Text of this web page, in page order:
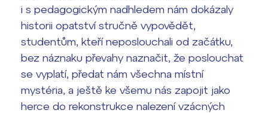
i s pedagogickým nadhledem nám dokázaly
historii opatství stručně vypovědět,
studentům, kteří neposlouchali od začátku,
bez náznaku převahy naznačit, že poslouchat
se vyplatí, předat nám všechna místní
mystéria, a ještě ke všemu nás zapojit jako
herce do rekonstrukce nalezení vzácných